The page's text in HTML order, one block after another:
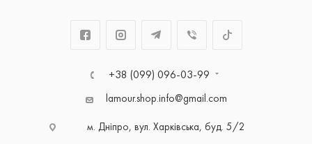
+38 (099) 096-03-99
lamour.shop.info@gmail.com
м. Дніпро, вул. Харківська, буд. 5/2